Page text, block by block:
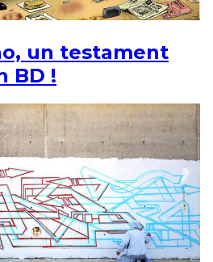
un testament
BD !